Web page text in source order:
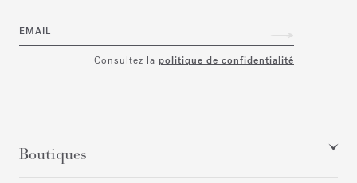
EMAIL
Consultez la politique de confidentialité
Boutiques